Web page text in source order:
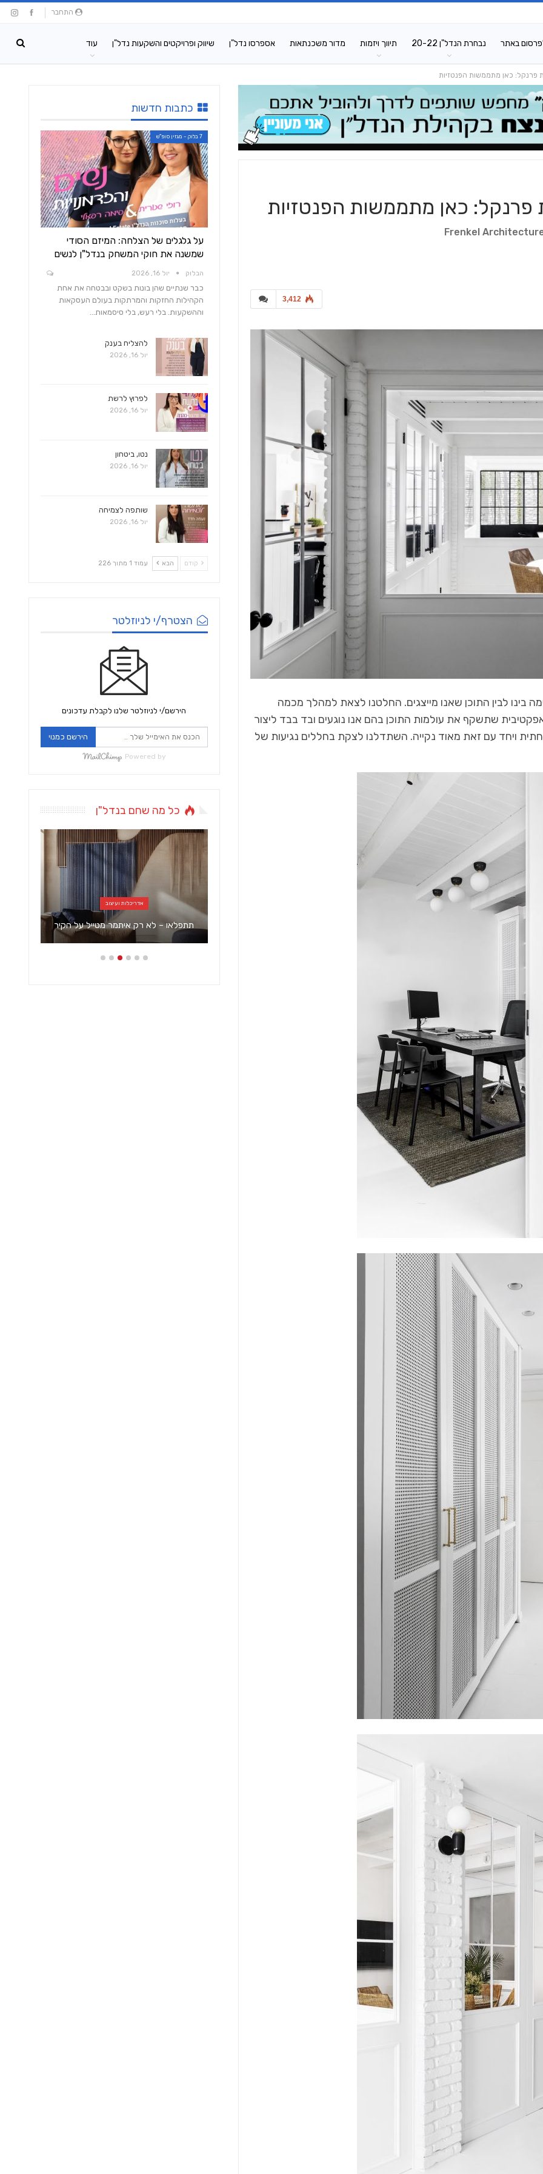
התחבר
באתר נבחרת הנדל"ן 20-22 תיווך ויזמות מדור משכנתאות אספרסו נדל"ן שיווק ופרויקטים והשקעות נדל"ן עוד
פרנקל: כאן מתממשות הפנטזיות
כאן מתממשות הפנטזיות
3,412
בינו לבין התוכן שאנו מייצגים. החלטנו לצאת למהלך מכמה
שתשקף את עולמות התוכן בהם אנו נוגעים ובד בבד ליצור
ויחד עם זאת מאוד נקייה. השתדלנו לצקת בחללים נגיעות של
כתבות חדשות
7 בלוק - מגזין סופ"ש
על גלגלים של הצלחה: המיזם הסודי
שמשנה את חוקי המשחק בנדל"ן לנשים
הבלוק יול 16, 2026
כבר שנתיים שהן בונות בשקט ובבטחה את אחת
הקהילות החזקות והמרתקות בעולם העסקאות
וההשקעות. בלי רעש, בלי סיסמאות…
להצליח בענק
יול 16, 2026
לפרוץ לרשת
יול 16, 2026
נטו, ביטחון
יול 16, 2026
שותפה לצמיחה
יול 16, 2026
קודם הבא עמוד 1 מתוך 226
הצטרף/י לניוזלטר
הירשם/י לניוזלטר שלנו לקבלת עדכונים
הירשם כמנוי
Powered by
כל מה שחם בנדל"ן
כל מה שחם בנדל"ן
המנכ"לית שחצתה את הקווים
אדריכלות ועיצוב
תתפלאו – לא רק איתמר מטייל על הקיר